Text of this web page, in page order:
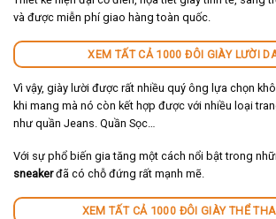
và được miễn phí giao hàng toàn quốc.
XEM TẤT CẢ 1000 ĐÔI GIÀY LƯỜI
Vì vậy, giày lười được rất nhiều quý ông lựa chọn
khi mang mà nó còn kết hợp được với nhiều loại
như quần Jeans. Quần Sọc…
Với sự phổ biến gia tăng một cách nổi bật trong
sneakerđã có chỗ đứng rất mạnh mẽ.
XEM TẤT CẢ 1000 ĐÔI GIÀY THỂ